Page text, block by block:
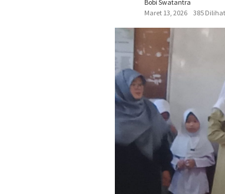
Bobi Swatantra
Maret 13, 2026
385 Dilihat